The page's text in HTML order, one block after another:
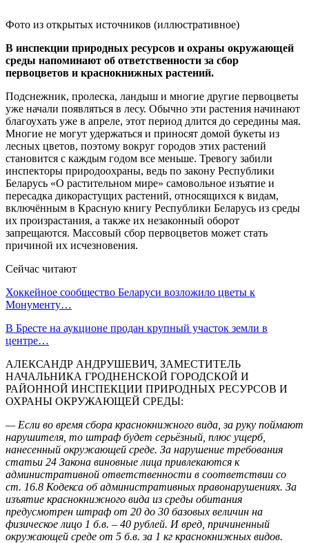
Фото из открытых источников (иллюстративное)
В инспекции природных ресурсов и охраны окружающей
среды напоминают об ответственности за сбор
первоцветов и краснокнижных растений.
Подснежник, пролеска, ландыш и многие другие первоцветы
уже начали появляться в лесу. Обычно эти растения начинают
благоухать уже в апреле, этот период длится до середины мая.
Многие не могут удержаться и приносят домой букеты из
лесных цветов, поэтому вокруг городов этих растений
становится с каждым годом все меньше. Тревогу забили
инспекторы природоохраны, ведь по закону Республики
Беларусь «О растительном мире» самовольное изъятие и
пересадка дикорастущих растений, относящихся к видам,
включённым в Красную книгу Республики Беларусь из среды
их произрастания, а также их незаконный оборот
запрещаются. Массовый сбор первоцветов может стать
причиной их исчезновения.
Сейчас читают
Хоккейное сообщество Беларуси возложило цветы к
Монументу…
В Бресте на аукционе продан крупный участок земли в
центре…
АЛЕКСАНДР АНДРУШЕВИЧ, ЗАМЕСТИТЕЛЬ
НАЧАЛЬНИКА ГРОДНЕНСКОЙ ГОРОДСКОЙ И
РАЙОННОЙ ИНСПЕКЦИИ ПРИРОДНЫХ РЕСУРСОВ И
ОХРАНЫ ОКРУЖАЮЩЕЙ СРЕДЫ:
— Если во время сбора краснокнижного вида, за руку поймают
нарушителя, то штраф будет серьёзный, плюс ущерб,
нанесенный окружающей среде. За нарушение требования
статьи 24 Закона виновные лица привлекаются к
административной ответственности в соответствии со
ст. 16.8 Кодекса об административных правонарушениях. За
изъятие краснокнижного вида из среды обитания
предусмотрен штраф от 20 до 30 базовых величин на
физическое лицо 1 б.в. – 40 рублей. И вред, причиненный
окружающей среде от 5 б.в. за 1 кг краснокнижных видов.